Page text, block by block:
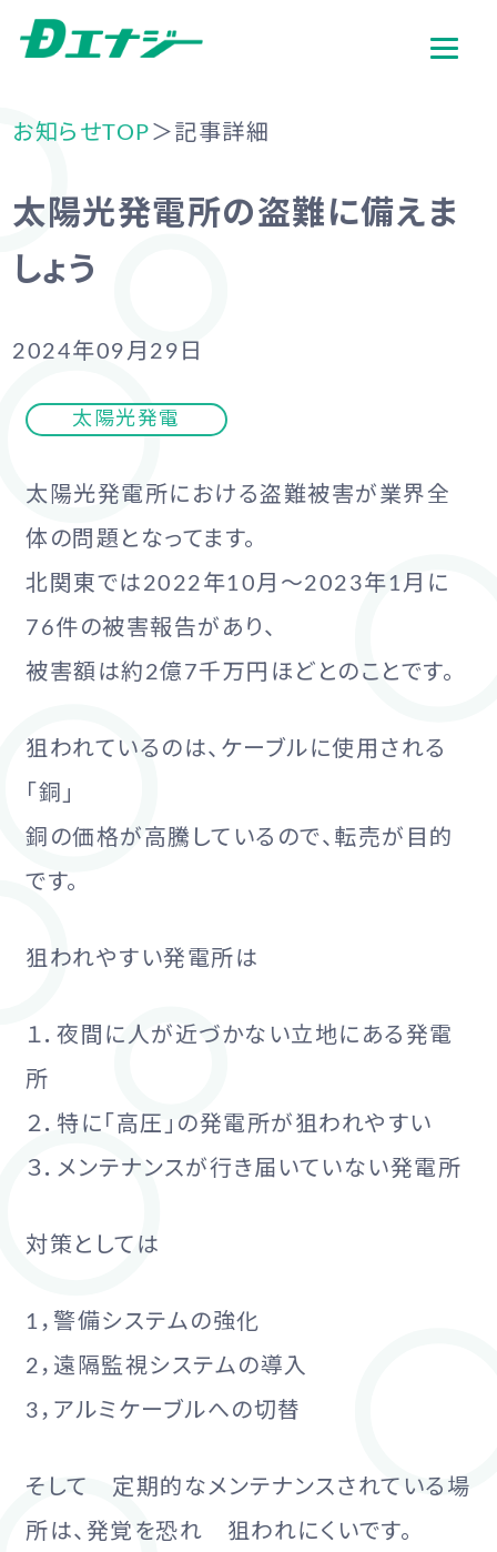
お知らせTOP ＞記事詳細
太陽光発電所の盗難に備えま
しょう
2024年09月29日
太陽光発電
太陽光発電所における盗難被害が業界全
体の問題となってます。
北関東では2022年10月～2023年1月に
76件の被害報告があり、
被害額は約2億7千万円ほどとのことです。
狙われているのは、ケーブルに使用される
「銅」
銅の価格が高騰しているので、転売が目的
です。
狙われやすい発電所は
１．夜間に人が近づかない立地にある発電
所
２．特に「高圧」の発電所が狙われやすい
３．メンテナンスが行き届いていない発電所
対策としては
1，警備システムの強化
2，遠隔監視システムの導入
3，アルミケーブルへの切替
そして 定期的なメンテナンスされている場
所は、発覚を恐れ 狙われにくいです。